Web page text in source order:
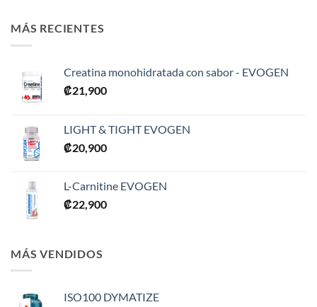
MÁS RECIENTES
Creatina monohidratada con sabor - EVOGEN
₡21,900
LIGHT & TIGHT EVOGEN
₡20,900
L-Carnitine EVOGEN
₡22,900
MÁS VENDIDOS
ISO100 DYMATIZE